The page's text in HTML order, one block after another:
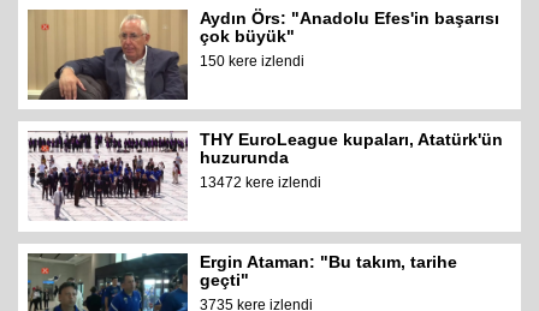
Aydın Örs: "Anadolu Efes'in başarısı
çok büyük"
150 kere izlendi
THY EuroLeague kupaları, Atatürk'ün
huzurunda
13472 kere izlendi
Ergin Ataman: "Bu takım, tarihe
geçti"
3735 kere izlendi